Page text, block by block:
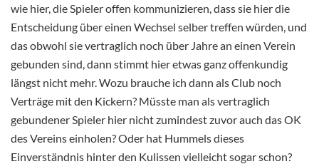
wie hier, die Spieler offen kommunizieren, dass sie hier die
Entscheidung über einen Wechsel selber treffen würden, und
das obwohl sie vertraglich noch über Jahre an einen Verein
gebunden sind, dann stimmt hier etwas ganz offenkundig
längst nicht mehr. Wozu brauche ich dann als Club noch
Verträge mit den Kickern? Müsste man als vertraglich
gebundener Spieler hier nicht zumindest zuvor auch das OK
des Vereins einholen? Oder hat Hummels dieses
Einverständnis hinter den Kulissen vielleicht sogar schon?